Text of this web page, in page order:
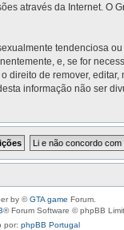
através da Internet.
tendenciosa
e, se for
de remover,
informação não ser
by ©GTA game Forum.
® Forum Software © phpBB
por: phpBB Portugal